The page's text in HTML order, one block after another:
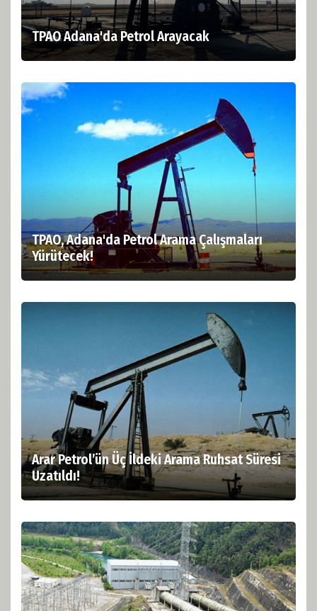
TPAO Adana'da Petrol Arayacak
TPAO, Adana'da Petrol Arama Çalışmaları
Yürütecek!
Arar Petrol’ün Üç İldeki Arama Ruhsat Süresi
Uzatıldı!